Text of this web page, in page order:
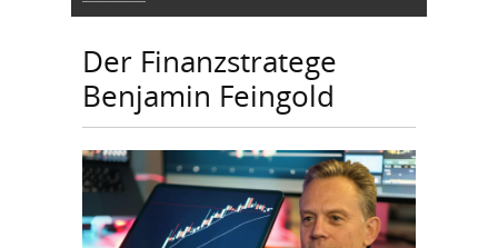
Der Finanzstratege
Benjamin Feingold